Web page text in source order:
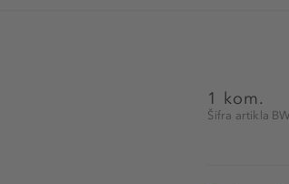
1 kom.
Šifra artikla